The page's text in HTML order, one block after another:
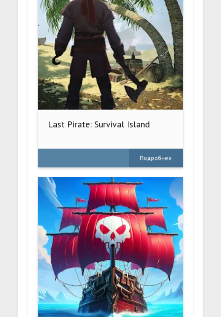
Last Pirate: Survival Island
Подробнее